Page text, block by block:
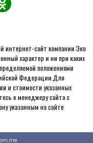
интернет-сайт компании Эко
характер и ни при каких
положениями
Федерации.Для
и стоимости указанных
к менеджеру сайта с
указанным на сайте